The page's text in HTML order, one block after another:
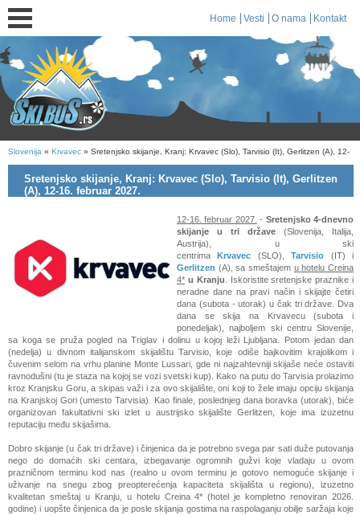
Home Vesti O nama Kontakt
Slovenija » Krvavec » Sretenjsko skijanje, Kranj: Krvavec (Slo), Tarvisio (It), Gerlitzen (A), 12-
Sretenjsko skijanje, Kranj: Krvavec (Slo), Tarvisio (It), Gerlitzen
(A), 12-16. februar 2027.
12-16. februar 2027. - Sretenjsko 4-dnevno
skijanje u tri države(Slovenija, Italija,
Austrija), u ski
centrimaKrvavec (SLO),Tarvisio
(IT) i
Gerlitzen (A), sa smeštajem u hotelu Creina
4* u Kranju . Iskoristite sretenjske praznike i
neradne dane na pravi način i skijajte četiri
dana (subota - utorak) u čak tri države. Dva
dana se skija na Krvavecu (subota i
ponedeljak), najboljem ski centru Slovenije,
sa koga se pruža pogled na Triglav i dolinu u kojoj leži Ljubljana. Potom jedan dan
(nedelja) u divnom italijanskom skijalištu Tarvisio, koje odiše bajkovitim krajolikom i
čuvenim selom na vrhu planine Monte Lussari, gde ni najzahtevniji skijaše neće ostaviti
ravnodušni (tu je staza na kojoj se vozi svetski kup). Kako na putu do Tarvisia prolazimo
kroz Kranjsku Goru, a skipas važi i za ovo skijalište, oni koji to žele imaju opciju skijanja
na Kranjskoj Gori (umesto Tarvisia). Kao finale, poslednjeg dana boravka (utorak), biće
organizovan fakultativni ski izlet u austrijsko skijalište Gerlitzen, koje ima izuzetnu
reputaciju među skijašima.
Dobro skijanje (u čak tri države) i činjenica da je potrebno svega par sati duže putovanja
nego do domaćih ski centara, izbegavanje ogromnih gužvi koje vladaju u ovom
prazničnom terminu kod nas (realno u ovom terminu je gotovo nemoguće skijanje i
uživanje na snegu zbog preopterećenja kapaciteta skijališta u regionu), izuzetno
kvalitetan smeštaj u Kranju, u hotelu Creina 4* (hotel je kompletno renoviran 2026.
godine) i uopšte činjenica da je posle skijanja gostima na raspolaganju obilje saržaja koje